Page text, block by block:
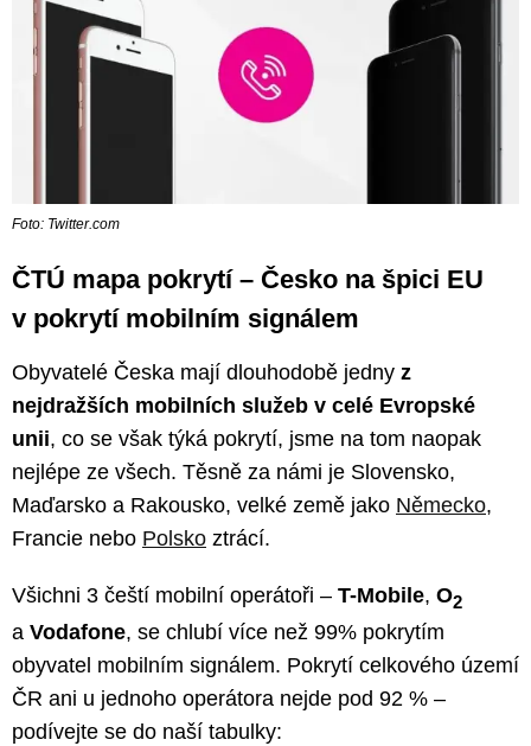
Foto: Twitter.com
ČTÚ mapa pokrytí – Česko na špici EU
v pokrytí mobilním signálem
Obyvatelé Česka mají dlouhodobě jedny z
nejdražších mobilních služeb v celé Evropské
unii, co se však týká pokrytí, jsme na tom naopak
nejlépe ze všech. Těsně za námi je Slovensko,
Maďarsko a Rakousko, velké země jako Německo,
Francie nebo Polsko ztrácí.
Všichni 3 čeští mobilní operátoři – T-Mobile, O2
a Vodafone, se chlubí více než 99% pokrytím
obyvatel mobilním signálem. Pokrytí celkového území
ČR ani u jednoho operátora nejde pod 92 % –
podívejte se do naší tabulky: